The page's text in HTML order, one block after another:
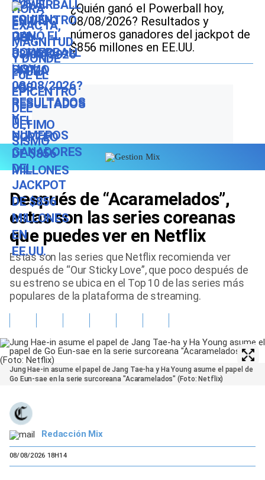
¿Quién ganó el Powerball hoy,
08/08/2026? Resultados y
números ganadores del jackpot de
$856 millones en EE.UU.